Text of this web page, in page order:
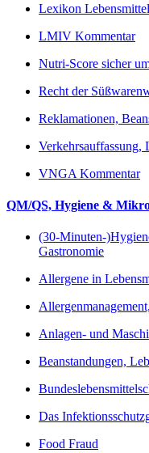
Lexikon
LMIV Kommentar
Nutri-Score sicher
Recht der
Reklamationen,
Verkehrsauffassung,
VNGA Kommentar
QM/QS, Hygiene &
(30-Minuten-
Gastronomie
Allergene in
Anlagen- und
Beanstandungen,
Das
Food Fraud